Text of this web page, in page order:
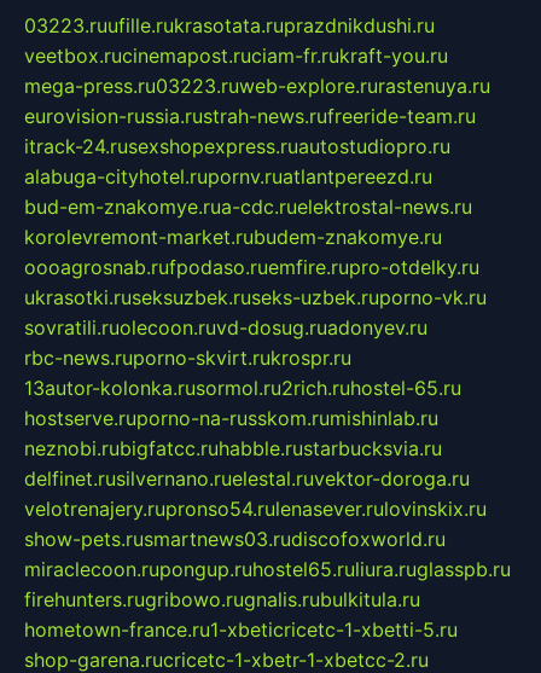
03223.ruufille.rukrasotata.ruprazdnikdushi.ru
veetbox.rucinemapost.ruciam-fr.rukraft-you.ru
mega-press.ru03223.ruweb-explore.rurastenuya.ru
eurovision-russia.rustrah-news.rufreeride-team.ru
itrack-24.rusexshopexpress.ruautostudiopro.ru
alabuga-cityhotel.rupornv.ruatlantpereezd.ru
bud-em-znakomye.rua-cdc.ruelektrostal-news.ru
korolevremont-market.rubudem-znakomye.ru
oooagrosnab.rufpodaso.ruemfire.rupro-otdelky.ru
ukrasotki.ruseksuzbek.ruseks-uzbek.ruporno-vk.ru
sovratili.ruolecoon.ruvd-dosug.ruadonyev.ru
rbc-news.ruporno-skvirt.rukrospr.ru
13autor-kolonka.rusormol.ru2rich.ruhostel-65.ru
hostserve.ruporno-na-russkom.rumishinlab.ru
neznobi.rubigfatcc.ruhabble.rustarbucksvia.ru
delfinet.rusilvernano.ruelestal.ruvektor-doroga.ru
velotrenajery.rupronso54.rulenasever.rulovinskix.ru
show-pets.rusmartnews03.rudiscofoxworld.ru
miraclecoon.rupongup.ruhostel65.ruliura.ruglasspb.ru
firehunters.rugribowo.rugnalis.rubulkitula.ru
hometown-france.ru1-xbeticricetc-1-xbetti-5.ru
shop-garena.rucricetc-1-xbetr-1-xbetcc-2.ru